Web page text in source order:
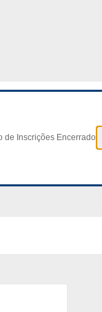
Documento
de Inscrições Encerrado